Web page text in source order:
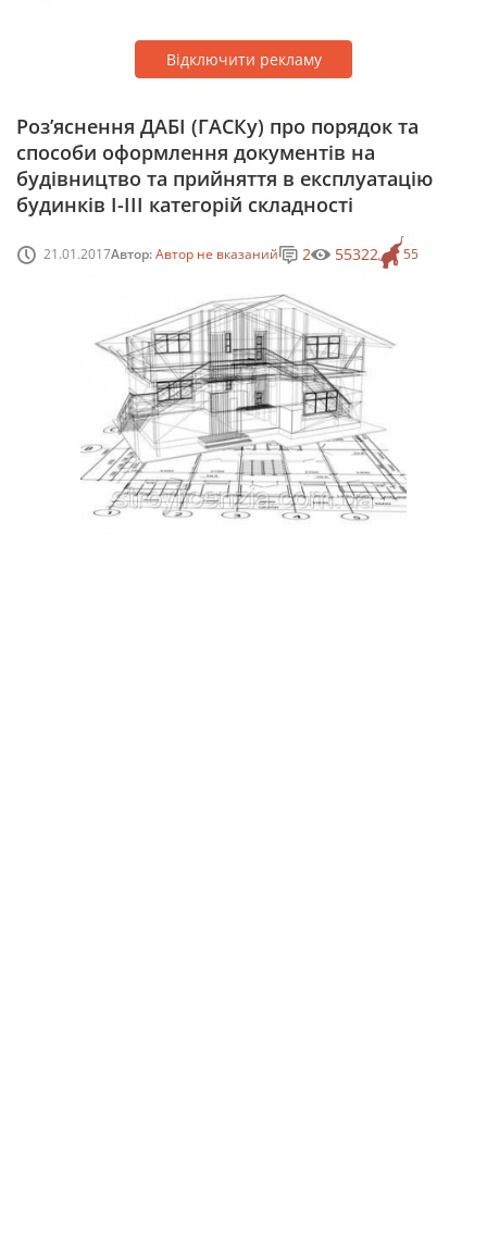
Відключити рекламу
Роз’яснення ДАБІ (ГАСКу) про порядок та
способи оформлення документів на
будівництво та прийняття в експлуатацію
будинків I-III категорій складності
21.01.2017Автор:Автор не вказаний 55
2 55322